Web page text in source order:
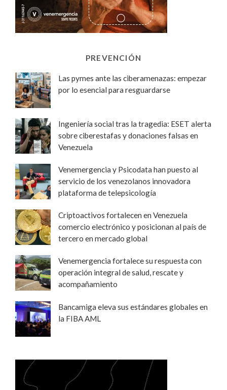
PREVENCIÓN
Las pymes ante las ciberamenazas: empezar
por lo esencial para resguardarse
Ingeniería social tras la tragedia: ESET alerta
sobre ciberestafas y donaciones falsas en
Venezuela
Venemergencia y Psicodata han puesto al
servicio de los venezolanos innovadora
plataforma de telepsicología
Criptoactivos fortalecen en Venezuela
comercio electrónico y posicionan al país de
tercero en mercado global
Venemergencia fortalece su respuesta con
operación integral de salud, rescate y
acompañamiento
Bancamiga eleva sus estándares globales en
la FIBA AML